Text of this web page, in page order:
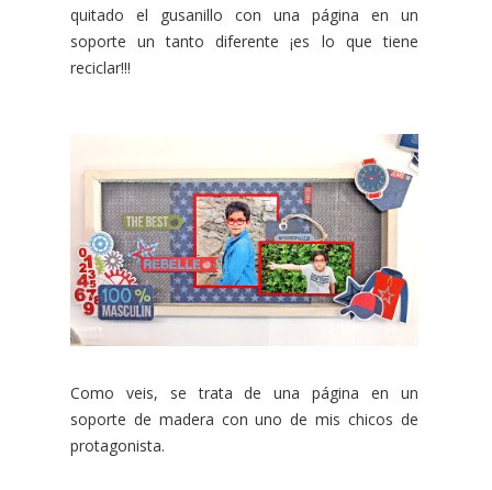
quitado el gusanillo con una página en un
soporte un tanto diferente ¡es lo que tiene
reciclar!!!
Como veis, se trata de una página en un
soporte de madera con uno de mis chicos de
protagonista.